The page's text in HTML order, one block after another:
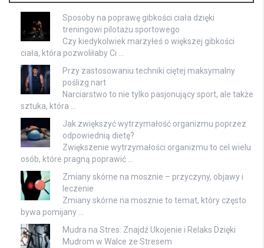
Sposoby na poprawę gibkości ciała dzięki
treningowi pilotażu sportowego
Czy kiedykolwiek marzyłeś o większej gibkości
ciała, która pozwoliłaby Ci …
Przy zastosowaniu techniki ciętej maksymalny
poślizg nart
Narciarstwo to nie tylko pasjonujący sport, ale także
sztuka, która …
Jak zwiększyć wytrzymałość organizmu poprzez
odpowiednią dietę?
Zwiększenie wytrzymałości organizmu to cel wielu
osób, które pragną poprawić …
Zmiany skórne na mosznie – przyczyny, objawy i
leczenie
Zmiany skórne na mosznie to temat, który często
bywa pomijany …
Mudra na Stres: Znajdź Ukojenie i Relaks Dzięki
Mudrom w Walce ze Stresem